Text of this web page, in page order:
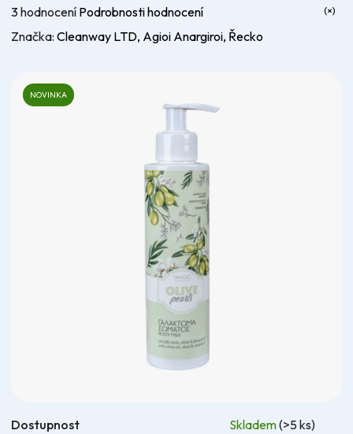
Dostupnost Skladem(>5 ks)
Průměrné
hodnocení
5,0
3 hodnocení Podrobnosti hodnocení
Značka: Cleanway LTD, Agioi Anargiroi, Řecko
NOVINKA